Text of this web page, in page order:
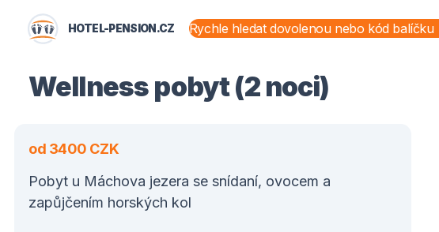
HOTEL-PENSION.CZ
Wellness pobyt (2 noci)
od 3400 CZK
Pobyt u Máchova jezera se snídaní, ovocem a
zapůjčením horských kol